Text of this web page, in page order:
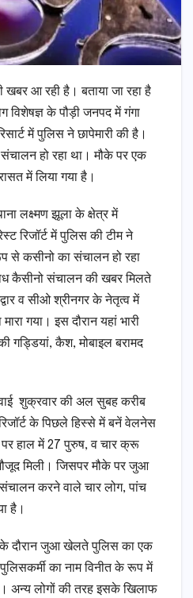
आ रही है। बताया जा रहा है
विशेषज्ञ के पौड़ी जनपद में गंगा
में पुलिस ने छापेमारी की है।
हो रहा था। मौके पर एक
में लिया गया है।
लक्ष्मण झूला के क्षेत्र में
रिजॉर्ट में पुलिस की टीम ने
से कसीनो का संचालन हो रहा
कैसीनो संचालन की खबर मिलते
व सीओ श्रीनगर के नेतृत्व में
मारा गया। इस दौरान यहां भारी
गड्डियां, कैश, मोबाइल बरामद
शुक्रवार की अल सुबह करीब
के पिछले हिस्से में बनें वेलनेस
हाल में 27 पुरुष, व चार क्रू
मिली। जिसपर मौके पर जुआ
करने वाले चार लोग, पांच
है।
के दौरान जुआ खेलते पुलिस का एक
का नाम विनीत के रूप में
अन्य लोगों की तरह इसके खिलाफ